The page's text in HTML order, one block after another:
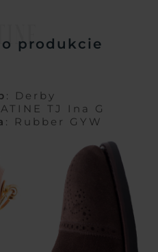
produkcie
: Derby
TJ Ina G
: Rubber GYW